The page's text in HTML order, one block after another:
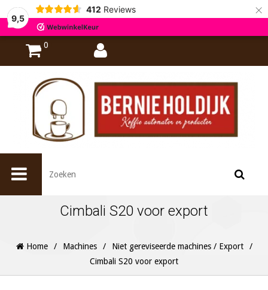
9,5
412 Reviews ×
0
Cimbali S20 voor export
Home / Machines / Niet gereviseerde machines / Export
/
Cimbali S20 voor export